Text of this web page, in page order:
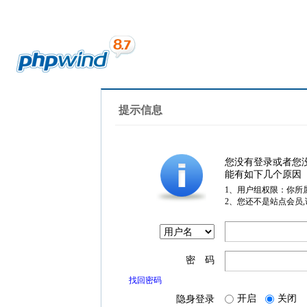
提示信息
您没有登录或者您
能有如下几个原因
1、用户组权限：你所
2、您还不是站点会员
密 码
找回密码
隐身登录 开启 关闭